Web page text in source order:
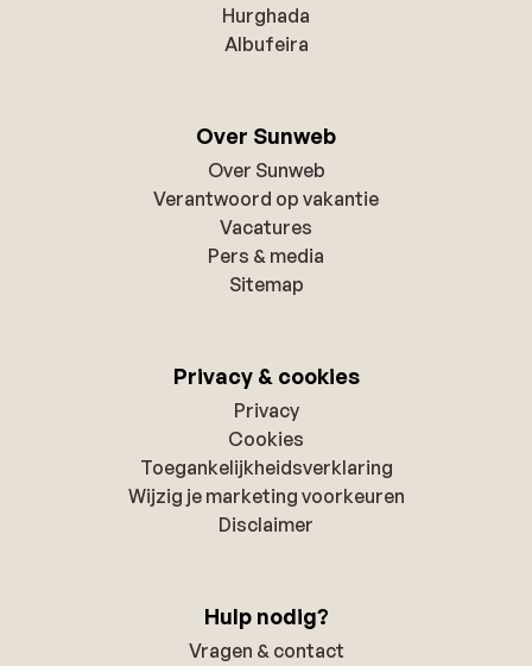
Hurghada
Albufeira
Over Sunweb
Over Sunweb
Verantwoord op vakantie
Vacatures
Pers & media
Sitemap
Privacy & cookies
Privacy
Cookies
Toegankelijkheidsverklaring
Wijzig je marketing voorkeuren
Disclaimer
Hulp nodig?
Vragen & contact